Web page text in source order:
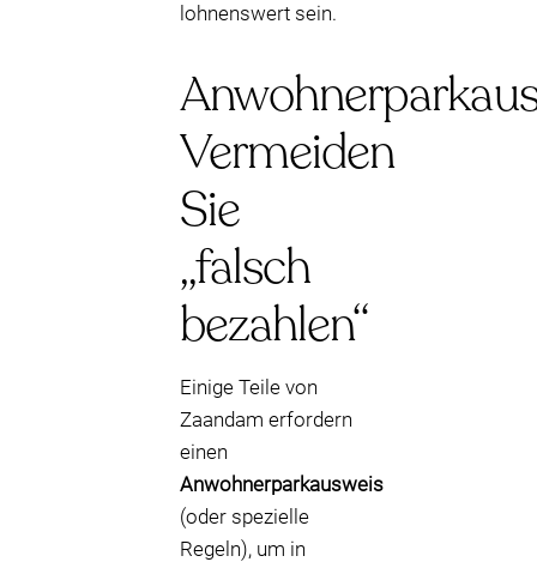
lohnenswert sein.
Vermeiden
Sie
„falsch
bezahlen“
Einige Teile von
Zaandam erfordern
einen
Anwohnerparkausweis
(oder spezielle
Regeln), um in